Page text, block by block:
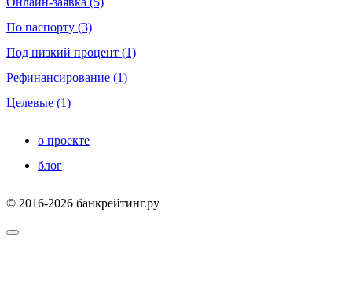
По паспорту (3)
Под низкий процент (1)
Рефинансирование (1)
Целевые (1)
о проекте
блог
© 2016-2026 банкрейтинг.ру